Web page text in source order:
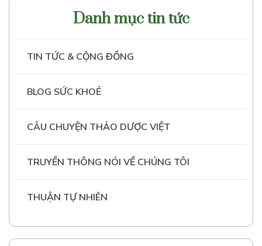
Danh mục tin tức
TIN TỨC & CỘNG ĐỒNG
BLOG SỨC KHOẺ
CÂU CHUYỆN THẢO DƯỢC VIỆT
TRUYỀN THÔNG NÓI VỀ CHÚNG TÔI
THUẬN TỰ NHIÊN